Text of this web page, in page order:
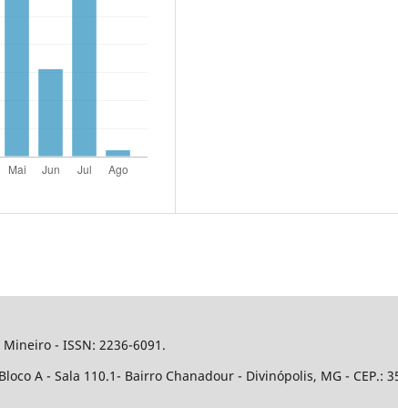
- ISSN: 2236-6091.
A - Sala 110.1- Bairro Chanadour - Divinópolis, MG - CEP.: